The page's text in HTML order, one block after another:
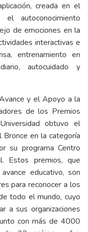
creada en el
autoconocimiento
de emociones en la
interactivas e
entrenamiento en
autocuidado y
y el Apoyo a la
de los Premios
obtuvo el
Bronce en la categoría
su programa Centro
Estos premios, que
educativo, son
para reconocer a los
todo el mundo, cuyo
a sus organizaciones
con más de 4000